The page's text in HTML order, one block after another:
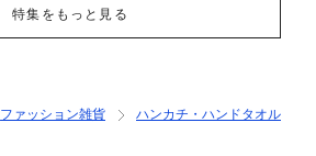
特集をもっと見る
ファッション雑貨
ハンカチ・ハンドタオル